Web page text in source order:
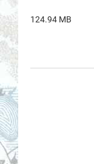
124.94 MB